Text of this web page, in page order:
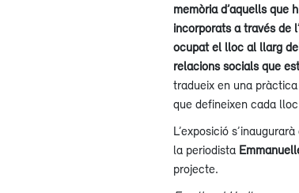
memòria d’aquells que
incorporats a través de
ocupat el lloc al llarg
relacions socials que
tradueix en una
que defineixen cada
L’exposició
la periodista
projecte.